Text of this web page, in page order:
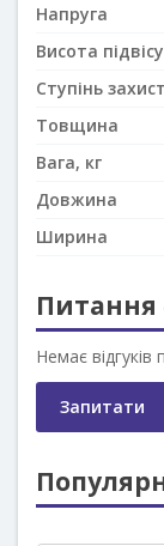
Напруга
Висота підвісу
Ступінь
Товщина
Вага, кг
Довжина
Ширина
Питання
Немає
Запитати